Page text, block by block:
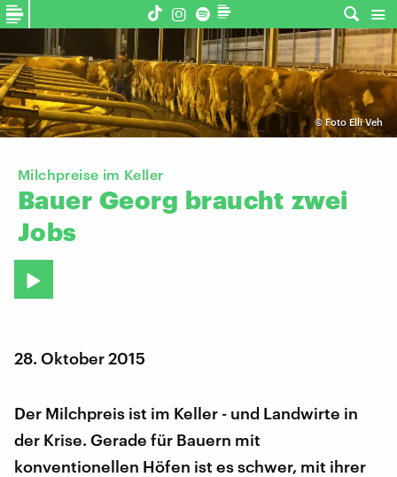
©Foto Elli Veh
Milchpreise im Keller
Bauer Georg braucht zwei
Jobs
28. Oktober 2015
Der Milchpreis ist im Keller - und Landwirte in
der Krise. Gerade für Bauern mit
konventionellen Höfen ist es schwer, mit ihrer